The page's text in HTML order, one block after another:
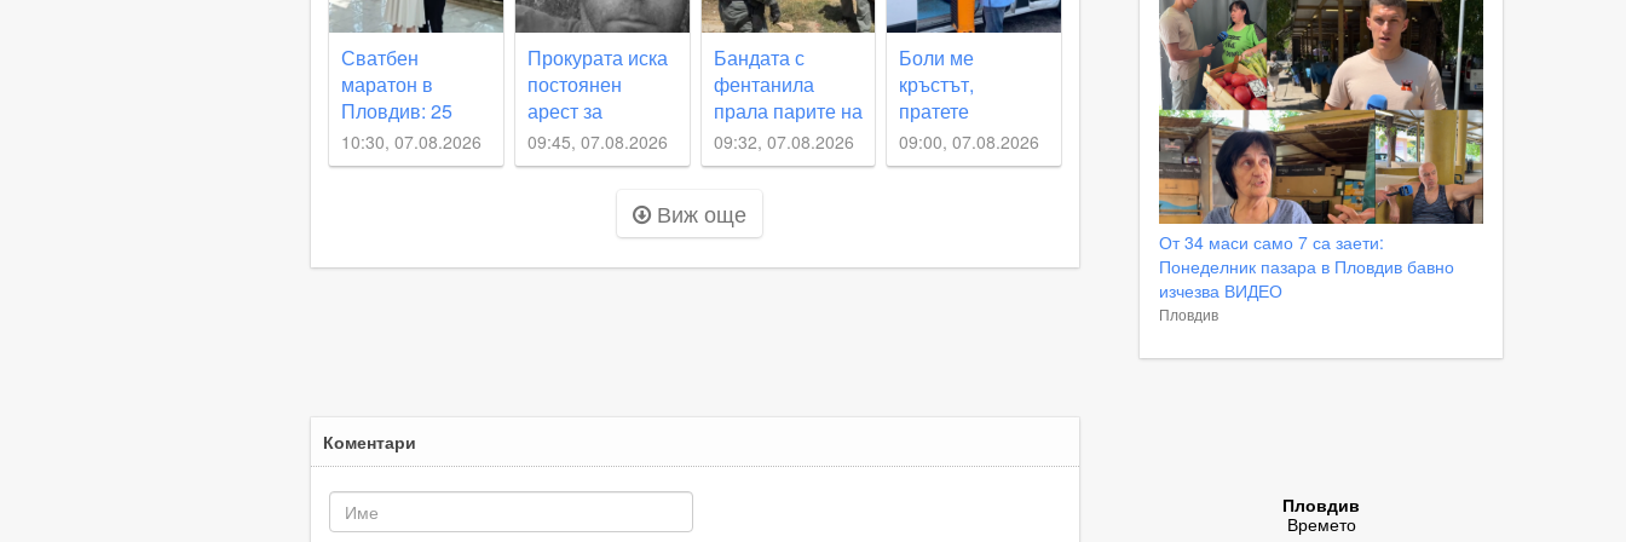
Сватбен
маратон в
Пловдив: 25
двойки си
казват „Да“ тази
10:30, 07.08.2026
Прокурата иска
постоянен
арест за
тийнейджърите,
обвинени за
убийството на
09:45, 07.08.2026
Бандата с
фентанила
прала парите на
фондовата
борса в САЩ
09:32, 07.08.2026
Боли ме
кръстът,
пратете
линейка:
Половината
спешни
09:00, 07.08.2026
Виж още
Коментари
От 34 маси само 7 са заети:
Понеделник пазара в Пловдив бавно
изчезва ВИДЕО
Пловдив